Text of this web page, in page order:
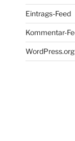
Eintrags-Feed
Kommentar-
WordPress.org